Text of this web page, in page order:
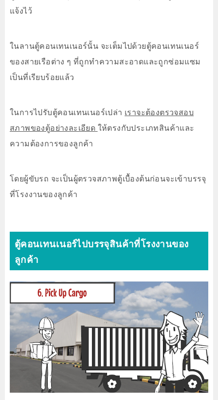
แจ้งไว้
ในลานตู้คอนเทนเนอร์นั้น จะเต็มไปด้วยตู้คอนเทนเนอร์
ของสายเรือต่าง ๆ ที่ถูกทำความสะอาดและถูกซ่อมแซม
เป็นที่เรียบร้อยแล้ว
ในการไปรับตู้คอนเทนเนอร์เปล่า เราจะต้องตรวจสอบ
สภาพของตู้อย่างละเอียด ให้ตรงกับประเภทสินค้าและ
ความต้องการของลูกค้า
โดยผู้ขับรถ จะเป็นผู้ตรวจสภาพตู้เบื้องต้นก่อนจะเข้าบรรจุ
ที่โรงงานของลูกค้า
ตู้คอนเทนเนอร์ไปบรรจุสินค้าที่โรงงานของ
ลูกค้า